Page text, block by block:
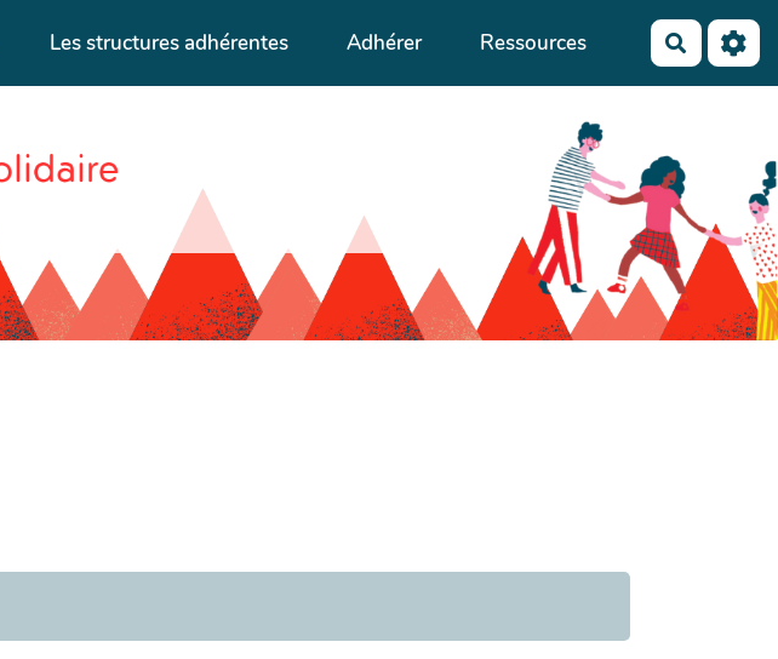
Les structures adhérentes Adhérer Ressources